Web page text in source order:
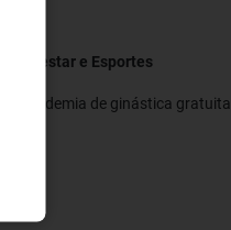
Bem-estar e Esportes
✓ Academia de ginástica gratuita